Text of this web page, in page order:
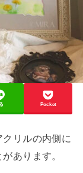
Pocket
リルの内側に
あります。